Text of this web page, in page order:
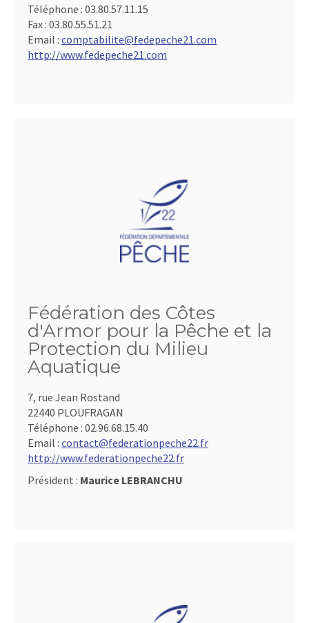
Téléphone : 03.80.57.11.15
Fax : 03.80.55.51.21
Email : comptabilite@fedepeche21.com
http://www.fedepeche21.com
Fédération des Côtes
d'Armor pour la Pêche et la
Protection du Milieu
Aquatique
7, rue Jean Rostand
22440 PLOUFRAGAN
Téléphone : 02.96.68.15.40
Email : contact@federationpeche22.fr
http://www.federationpeche22.fr
Président : Maurice LEBRANCHU